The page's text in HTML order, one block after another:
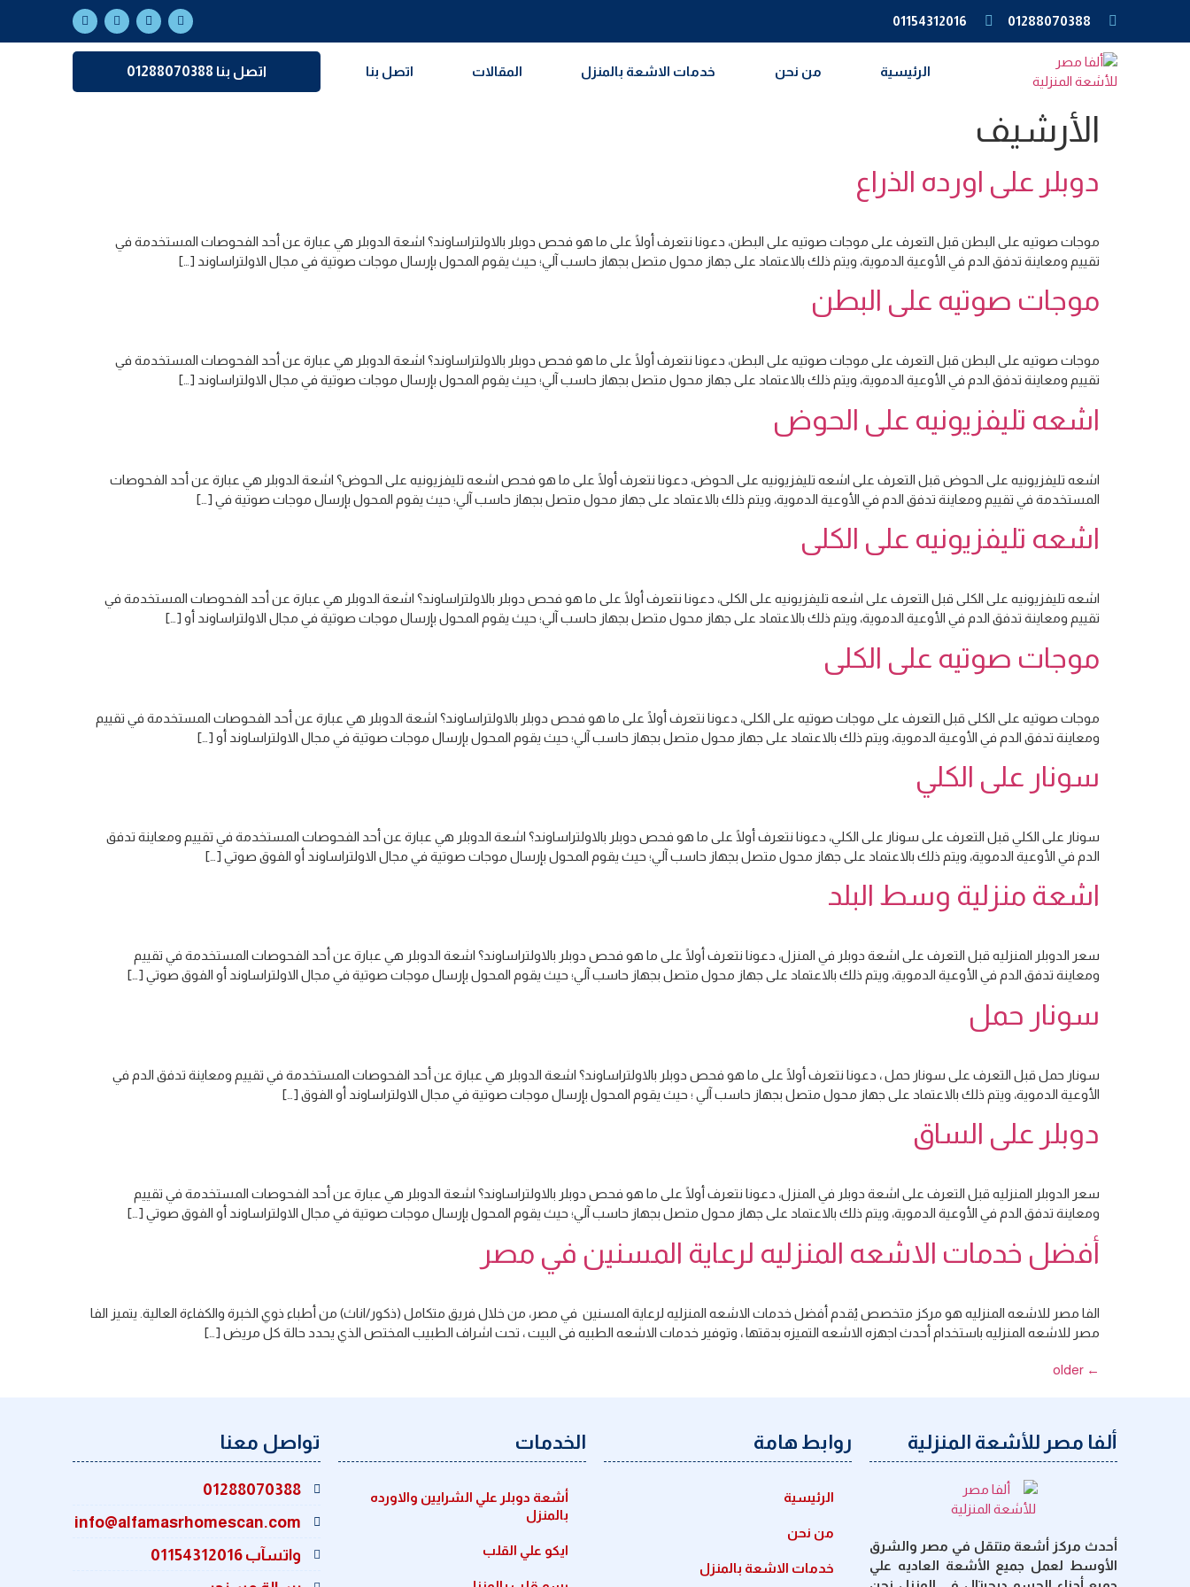
01288070388
01154312016
الرئيسية من نحن خدمات الاشعة بالمنزل المقالات اتصل بنا اتصل بنا 01288070388
الأرشيف
دوبلر على اورده الذراع
موجات صوتيه على البطن قبل التعرف على موجات صوتيه على البطن، دعونا نتعرف أولًا على ما هو فحص دوبلر بالاولتراساوند؟ اشعة الدوبلر هي عبارة عن أحد الفحوصات المستخدمة في
تقييم ومعاينة تدفق الدم في الأوعية الدموية، ويتم ذلك بالاعتماد على جهاز محول متصل بجهاز حاسب آلي؛ حيث يقوم المحول بإرسال موجات صوتية في مجال الاولتراساوند […]
موجات صوتيه على البطن
موجات صوتيه على البطن قبل التعرف على موجات صوتيه على البطن، دعونا نتعرف أولًا على ما هو فحص دوبلر بالاولتراساوند؟ اشعة الدوبلر هي عبارة عن أحد الفحوصات المستخدمة في
تقييم ومعاينة تدفق الدم في الأوعية الدموية، ويتم ذلك بالاعتماد على جهاز محول متصل بجهاز حاسب آلي؛ حيث يقوم المحول بإرسال موجات صوتية في مجال الاولتراساوند […]
اشعه تليفزيونيه على الحوض
اشعه تليفزيونيه على الحوض قبل التعرف على اشعه تليفزيونيه على الحوض، دعونا نتعرف أولًا على ما هو فحص اشعه تليفزيونيه على الحوض؟ اشعة الدوبلر هي عبارة عن أحد الفحوصات
المستخدمة في تقييم ومعاينة تدفق الدم في الأوعية الدموية، ويتم ذلك بالاعتماد على جهاز محول متصل بجهاز حاسب آلي؛ حيث يقوم المحول بإرسال موجات صوتية في […]
اشعه تليفزيونيه على الكلى
اشعه تليفزيونيه على الكلى قبل التعرف على اشعه تليفزيونيه على الكلى، دعونا نتعرف أولًا على ما هو فحص دوبلر بالاولتراساوند؟ اشعة الدوبلر هي عبارة عن أحد الفحوصات المستخدمة في
تقييم ومعاينة تدفق الدم في الأوعية الدموية، ويتم ذلك بالاعتماد على جهاز محول متصل بجهاز حاسب آلي؛ حيث يقوم المحول بإرسال موجات صوتية في مجال الاولتراساوند أو […]
موجات صوتيه على الكلى
موجات صوتيه على الكلى قبل التعرف على موجات صوتيه على الكلى، دعونا نتعرف أولًا على ما هو فحص دوبلر بالاولتراساوند؟ اشعة الدوبلر هي عبارة عن أحد الفحوصات المستخدمة في تقييم
ومعاينة تدفق الدم في الأوعية الدموية، ويتم ذلك بالاعتماد على جهاز محول متصل بجهاز حاسب آلي؛ حيث يقوم المحول بإرسال موجات صوتية في مجال الاولتراساوند أو […]
سونار على الكلي
سونار على الكلي قبل التعرف على سونار على الكلي، دعونا نتعرف أولًا على ما هو فحص دوبلر بالاولتراساوند؟ اشعة الدوبلر هي عبارة عن أحد الفحوصات المستخدمة في تقييم ومعاينة تدفق
الدم في الأوعية الدموية، ويتم ذلك بالاعتماد على جهاز محول متصل بجهاز حاسب آلي؛ حيث يقوم المحول بإرسال موجات صوتية في مجال الاولتراساوند أو الفوق صوتي […]
اشعة منزلية وسط البلد
سعر الدوبلر المنزليه قبل التعرف على اشعة دوبلر في المنزل، دعونا نتعرف أولًا على ما هو فحص دوبلر بالاولتراساوند؟ اشعة الدوبلر هي عبارة عن أحد الفحوصات المستخدمة في تقييم
ومعاينة تدفق الدم في الأوعية الدموية، ويتم ذلك بالاعتماد على جهاز محول متصل بجهاز حاسب آلي؛ حيث يقوم المحول بإرسال موجات صوتية في مجال الاولتراساوند أو الفوق صوتي […]
سونار حمل
سونار حمل قبل التعرف على سونار حمل ، دعونا نتعرف أولًا على ما هو فحص دوبلر بالاولتراساوند؟ اشعة الدوبلر هي عبارة عن أحد الفحوصات المستخدمة في تقييم ومعاينة تدفق الدم في
الأوعية الدموية، ويتم ذلك بالاعتماد على جهاز محول متصل بجهاز حاسب آلي ؛ حيث يقوم المحول بإرسال موجات صوتية في مجال الاولتراساوند أو الفوق […]
دوبلر على الساق
سعر الدوبلر المنزليه قبل التعرف على اشعة دوبلر في المنزل، دعونا نتعرف أولًا على ما هو فحص دوبلر بالاولتراساوند؟ اشعة الدوبلر هي عبارة عن أحد الفحوصات المستخدمة في تقييم
ومعاينة تدفق الدم في الأوعية الدموية، ويتم ذلك بالاعتماد على جهاز محول متصل بجهاز حاسب آلي؛ حيث يقوم المحول بإرسال موجات صوتية في مجال الاولتراساوند أو الفوق صوتي […]
أفضل خدمات الاشعه المنزليه لرعاية المسنين في مصر
الفا مصر للاشعه المنزليه هو مركز متخصص يُقدم أفضل خدمات الاشعه المنزليه لرعاية المسنين في مصر، من خلال فريق متكامل (ذكور/اناث) من أطباء ذوي الخبرة والكفاءة العالية. يتميز الفا
مصر للاشعه المنزليه باستخدام أحدث اجهزه الاشعه التميزه بدقتها ، وتوفير خدمات الاشعه الطبيه فى البيت ، تحت اشراف الطبيب المختص الذي يحدد حالة كل مريض […]
←
ألفا مصر للأشعة المنزلية
أحدث مركز أشعة متنقل في مصر والشرق
الأوسط لعمل جميع الأشعة العاديه علي
روابط هامة
الرئيسية
من نحن
خدمات الاشعة بالمنزل
الخدمات
أشعة دوبلر علي الشرايين والاورده
بالمنزل
ايكو علي القلب
تواصل معنا
01288070388
info@alfamasrhomescan.com
واتسآب 01154312016